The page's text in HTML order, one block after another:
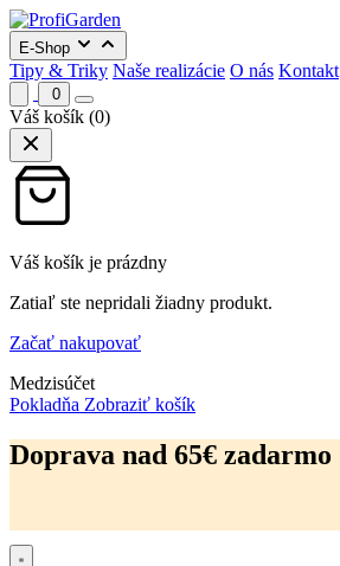
E-Shop
Tipy & Triky Naše realizácie O nás Kontakt
0
Váš košík (0)
Váš košík je prázdny
Zatiaľ ste nepridali žiadny produkt.
Začať nakupovať
Medzisúčet
Pokladňa Zobraziť košík
na
obsah
Doprava nad 65€ zadarmo